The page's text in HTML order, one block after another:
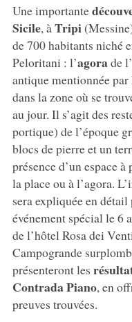
Une importante
Sicile, à Tripi
de 700 habitants niché
Peloritani : l’agorade
antique mentionnée
dans la zone où se
au jour. Il s’agit des
portique) de l’époque
blocs de pierre et un
présence d’un espace
la place ou à l’agora.
sera expliquée en
événement spécial le 6
de l’hôtel Rosa dei
Campogrande
présenteront les
Contrada Piano, en
preuves trouvées.